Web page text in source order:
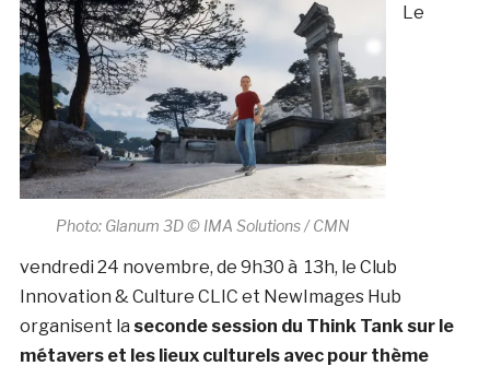
Photo: Glanum 3D © IMA Solutions / CMN
Le
vendredi 24 novembre, de 9h30 à 13h, le Club
Innovation & Culture CLIC et NewImages Hub
organisent la seconde session du Think Tank sur le
métavers et les lieux culturels avec pour thème